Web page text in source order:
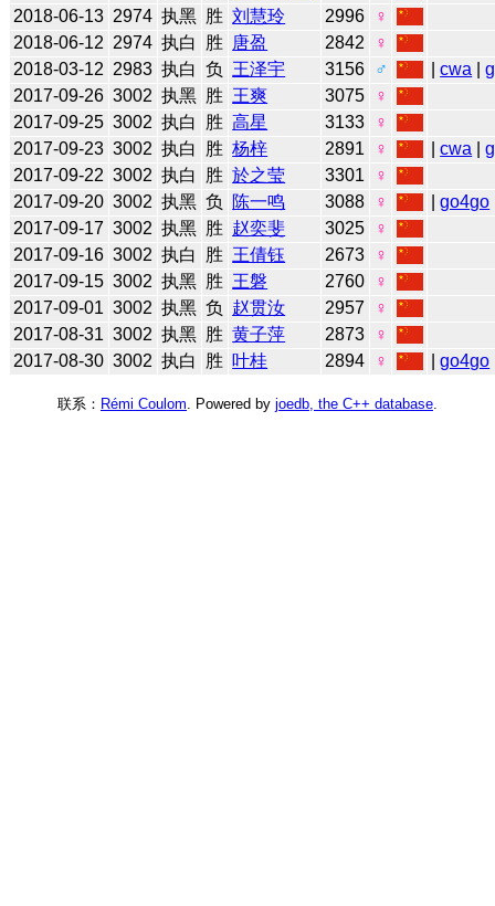
2018-06-13 2974 执黑 胜 刘慧玲 2996
♀
2018-06-12 2974 执白 胜 唐盈 2842
♀
2018-03-12 2983 执白 负 王泽宇 3156 ♂ |cwa |
2017-09-26 3002 执黑 胜 王爽 3075
♀
2017-09-25 3002 执白 胜 高星 3133
♀
2017-09-23 3002 执白 胜 杨梓 2891 ♀ |cwa |
2017-09-22 3002 执白 胜 於之莹 3301
♀
2017-09-20 3002 执黑 负 陈一鸣 3088 ♀ |go4go
2017-09-17 3002 执黑 胜 赵奕斐 3025
♀
2017-09-16 3002 执白 胜 王倩钰 2673
♀
2017-09-15 3002 执黑 胜 王磐 2760
♀
2017-09-01 3002 执黑 负 赵贯汝 2957
♀
2017-08-31 3002 执黑 胜 黄子萍 2873
♀
2017-08-30 3002 执白 胜 叶桂 2894 ♀ |go4go
联系： Rémi Coulom . Powered by joedb, the C++ database